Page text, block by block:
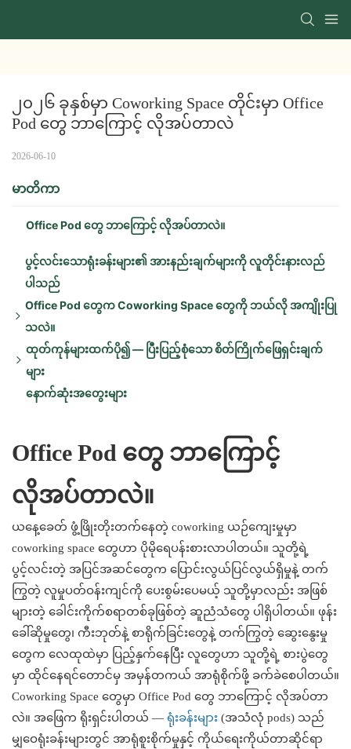
၂၀၂၆ ခုနှစ်မှာ Coworking Space တိုင်းမှာ Office
Pod တွေ ဘာကြောင့် လိုအပ်တာလဲ
2026-06-10
မာတိကာ
Office Pod တွေ ဘာကြောင့် လိုအပ်တာလဲ။
ပွင့်လင်းသောရုံးခန်းများ၏ အားနည်းချက်များကို လူတိုင်းနားလည်
ပါသည်
Office Pod တွေက Coworking Space တွေကို ဘယ်လို အကျိုးပြု
သလဲ။
အဓိကအားသာချက်များ-
ပြောင်းလွယ်ပြင်လွယ်ရှိသော စွမ်းရည်ရွေးချယ်စရာများ-
ကြွယ်ဝသော အလှအပဆိုင်ရာ ရွေးချယ်စရာများ-
ထုတ်ကုန်များထက်ပို၍ — ပြီးပြည့်စုံသော စိတ်ကြိုက်ဖြေရှင်းချက်
များ
အပိုဆောင်းအကျိုးကျေးဇူးများ ပါဝင်သည်-
နောက်ဆုံးအတွေးများ
Office Pod တွေ ဘာကြောင့်
လိုအပ်တာလဲ။
ယနေ့ခေတ် ဖွံ့ဖြိုးတိုးတက်နေတဲ့ coworking ယဉ်ကျေးမှုမှာ
coworking space တွေဟာ ပိုမိုရေပန်းစားလာပါတယ်။ သူတို့ရဲ့
ပွင့်လင်းတဲ့ အပြင်အဆင်တွေက ပြောင်းလွယ်ပြင်လွယ်ရှိမှုနဲ့ တက်
ကြွတဲ့ လူမှုပတ်ဝန်းကျင်ကို ပေးစွမ်းပေမယ့် သူတို့မှာလည်း အဖြစ်
များတဲ့ ခေါင်းကိုက်စရာတစ်ခုဖြစ်တဲ့ ဆူညံသံတွေ ပါရှိပါတယ်။ ဖုန်း
ခေါ်ဆိုမှုတွေ၊ ကီးဘုတ်နဲ့ စာရိုက်ခြင်းတွေနဲ့ တက်ကြွတဲ့ ဆွေးနွေးမှု
တွေက လေထုထဲမှာ ပြည့်နှက်နေပြီး လူတွေဟာ သူတို့ရဲ့ စားပွဲတွေ
မှာ ထိုင်နေရင်တောင်မှ အမှန်တကယ် အာရုံစိုက်ဖို့ ခက်ခဲစေပါတယ်။
Coworking Space တွေမှာ Office Pod တွေ ဘာကြောင့် လိုအပ်တာ
လဲ။ အဖြေက ရိုးရှင်းပါတယ် — ရုံးခန်းများ (အသံလုံ pods) သည်
မျှဝေရုံးခန်းများတွင် အာရုံစူးစိုက်မှုနှင့် ကိုယ်ရေးကိုယ်တာဆိုင်ရာ